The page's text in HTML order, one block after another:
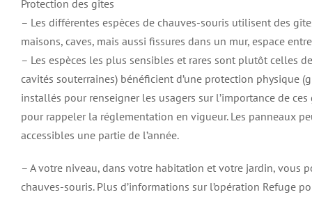
Protection des gîtes
– Les différentes espèces de chauves-souris utilisent des
maisons, caves, mais aussi fissures dans un mur, espace
– Les espèces les plus sensibles et rares sont plutôt celles
cavités souterraines) bénéficient d’une protection physique
installés pour renseigner les usagers sur l’importance de
pour rappeler la réglementation en vigueur. Les panneaux
accessibles une partie de l’année.
– A votre niveau, dans votre habitation et votre jardin, vous
chauves-souris. Plus d’informations sur l’opération Refuge